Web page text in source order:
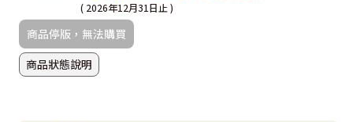
( 2026年12月31日止 )
商品停版，無法購買
商品狀態說明